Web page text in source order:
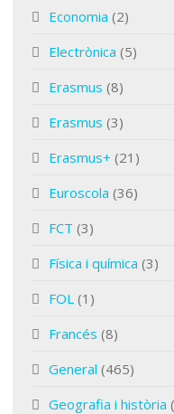
Economia (2)
Electrònica (5)
Erasmus (8)
Erasmus (3)
Erasmus+ (21)
Euroscola (36)
FCT (3)
Física i química (3)
FOL (1)
Francés (8)
General (465)
Geografia i història